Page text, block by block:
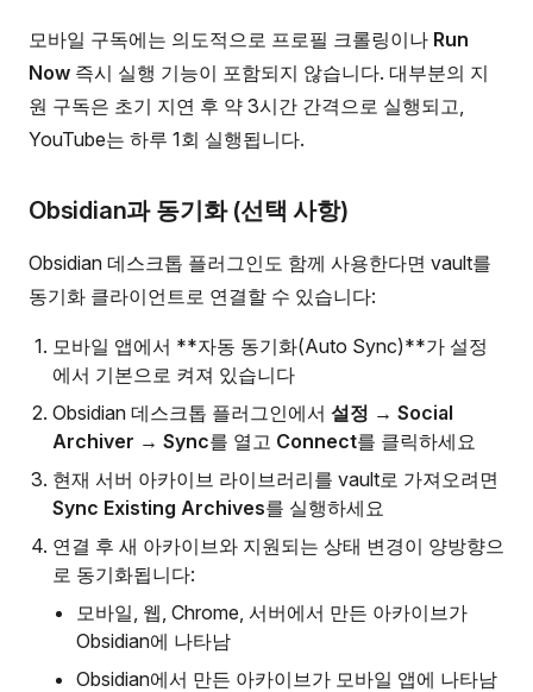
모바일 구독에는 의도적으로 프로필 크롤링이나 Run
Now 즉시 실행 기능이 포함되지 않습니다. 대부분의 지
원 구독은 초기 지연 후 약 3시간 간격으로 실행되고,
YouTube는 하루 1회 실행됩니다.
Obsidian과 동기화 (선택 사항)
Obsidian 데스크톱 플러그인도 함께 사용한다면 vault를
동기화 클라이언트로 연결할 수 있습니다:
모바일 앱에서 **자동 동기화(Auto Sync)**가 설정
에서 기본으로 켜져 있습니다
Obsidian 데스크톱 플러그인에서 설정 → Social
Archiver → Sync를 열고 Connect를 클릭하세요
현재 서버 아카이브 라이브러리를 vault로 가져오려면
Sync Existing Archives를 실행하세요
연결 후 새 아카이브와 지원되는 상태 변경이 양방향으
로 동기화됩니다:
모바일, 웹, Chrome, 서버에서 만든 아카이브가
Obsidian에 나타남
Obsidian에서 만든 아카이브가 모바일 앱에 나타남